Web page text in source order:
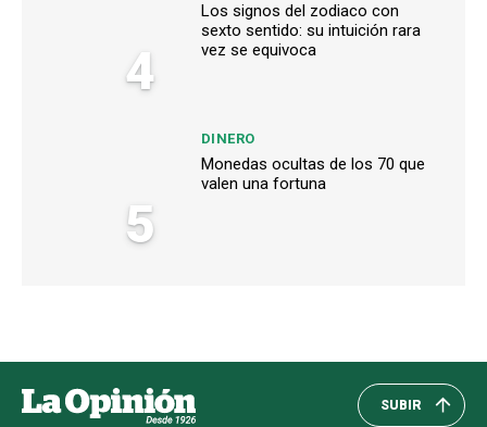
4
Los signos del zodiaco con
sexto sentido: su intuición rara
vez se equivoca
5
DINERO
Monedas ocultas de los 70 que
valen una fortuna
SUBIR